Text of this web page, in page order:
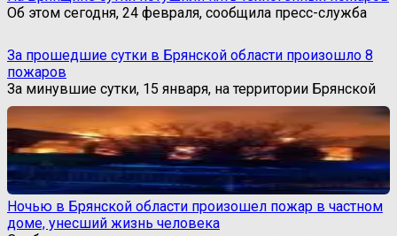
Об этом сегодня, 24 февраля, сообщила пресс-служба
За прошедшие сутки в Брянской области произошло 8
пожаров
За минувшие сутки, 15 января, на территории Брянской
Ночью в Брянской области произошел пожар в частном
доме, унесший жизнь человека